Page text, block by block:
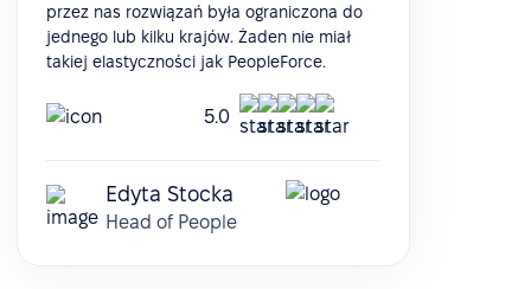
przez nas rozwiązań była ograniczona do
jednego lub kilku krajów. Żaden nie miał
takiej elastyczności jak PeopleForce.
5.0
Edyta Stocka
Head of People